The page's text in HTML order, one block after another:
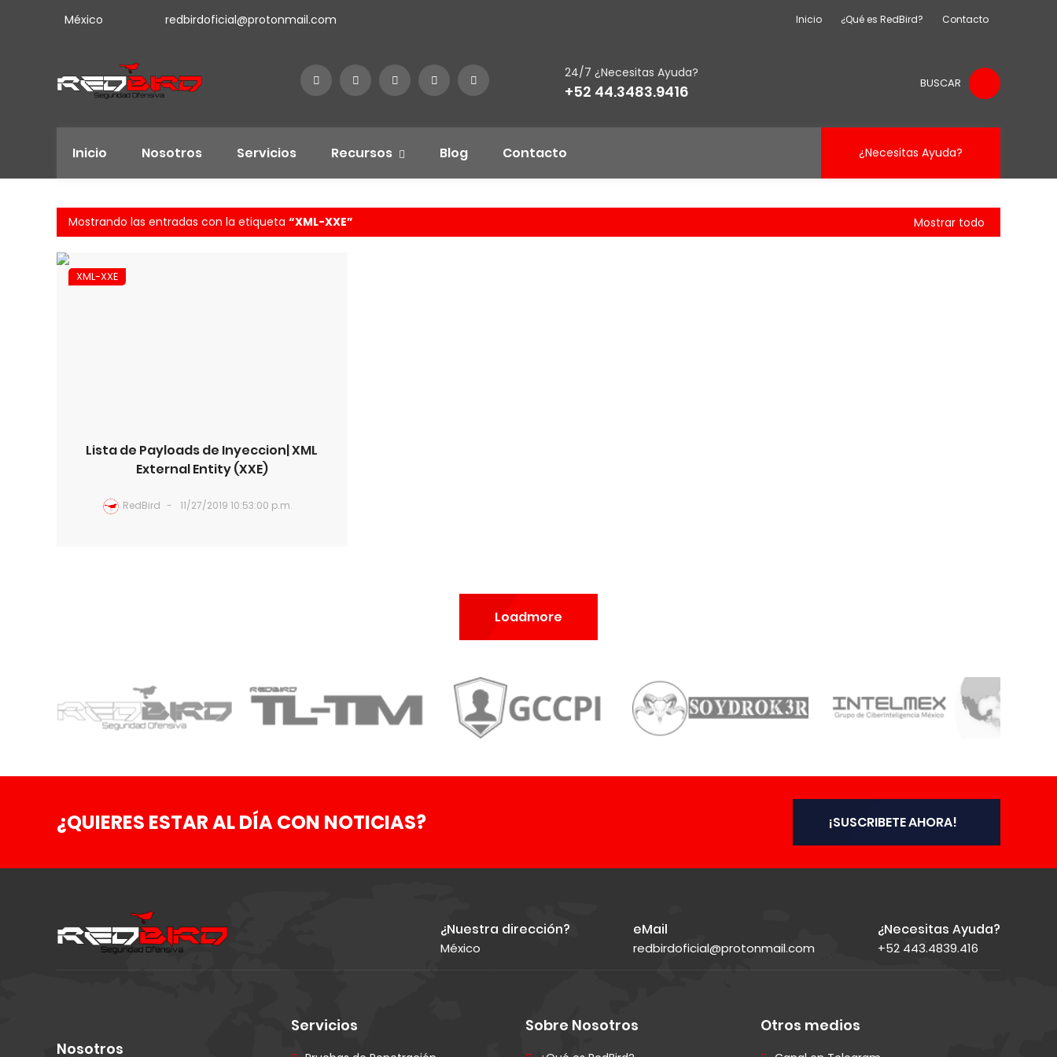
México redbirdoficial@protonmail.com Inicio ¿Qué es RedBird? Contacto
24/7 ¿Necesitas Ayuda?
+52 44.3483.9416 BUSCAR
Inicio Nosotros Servicios Recursos Blog Contacto ¿Necesitas Ayuda?
Mostrando las entradas con la etiqueta XML-XXE Mostrar todo
XML-XXE
Lista de Payloads de Inyeccion| XML
External Entity (XXE)
RedBird 11/27/2019 10:53:00 p.m.
Loadmore
¿QUIERES ESTAR AL DÍA CON NOTICIAS? ¡SUSCRIBETE AHORA!
¿Nuestra dirección?
México
eMail
redbirdoficial@protonmail.com
¿Necesitas Ayuda?
+52 443.4839.416
Nosotros
Servicios Sobre Nosotros Otros medios